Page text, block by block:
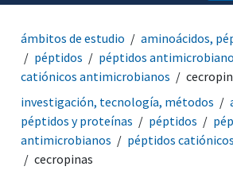
ámbitos de estudio
aminoácidos,
péptidos
péptidos
catiónicos antimicrobianos
investigación, tecnología, métodos
péptidos y proteínas
péptidos
antimicrobianos
péptidos
cecropinas